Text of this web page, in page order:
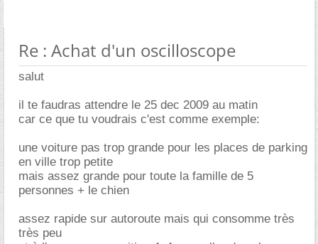
Re : Achat d'un oscilloscope
salut
il te faudras attendre le 25 dec 2009 au matin
car ce que tu voudrais c'est comme exemple:
une voiture pas trop grande pour les places de parking
en ville trop petite
mais assez grande pour toute la famille de 5
personnes + le chien
assez rapide sur autoroute mais qui consomme très
très peu